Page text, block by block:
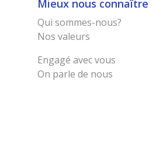
Mieux nous connaître
Qui sommes-nous?
Nos valeurs
Engagé avec vous
On parle de nous